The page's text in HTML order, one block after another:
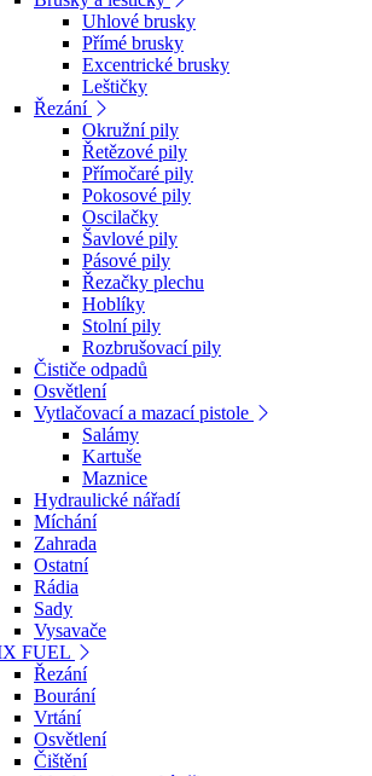
Uhlové brusky
Přímé brusky
Excentrické brusky
Leštičky
Řezání
Okružní pily
Řetězové pily
Přímočaré pily
Pokosové pily
Oscilačky
Šavlové pily
Pásové pily
Řezačky plechu
Hoblíky
Stolní pily
Rozbrušovací pily
Čističe odpadů
Osvětlení
Vytlačovací a mazací pistole
Salámy
Kartuše
Maznice
Hydraulické nářadí
Míchání
Zahrada
Ostatní
Rádia
Sady
Vysavače
FUEL
Řezání
Bourání
Vrtání
Osvětlení
Čištění